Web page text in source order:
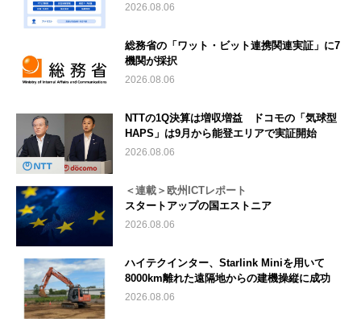
2026.08.06
総務省の「ワット・ビット連携関連実証」に7
機関が採択
2026.08.06
NTTの1Q決算は増収増益 ドコモの「気球型
HAPS」は9月から能登エリアで実証開始
2026.08.06
＜連載＞欧州ICTレポート
スタートアップの国エストニア
2026.08.06
ハイテクインター、Starlink Miniを用いて
8000km離れた遠隔地からの建機操縦に成功
2026.08.06